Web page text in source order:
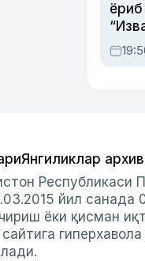
ёриб
Янгиликлар
Республикаси
йил санада
ёки қисман